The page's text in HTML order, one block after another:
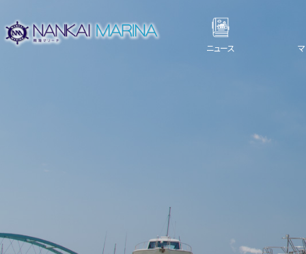
ニュース